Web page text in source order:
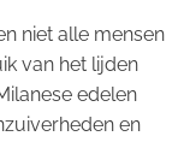
niet alle mensen
van het lijden
edelen
en